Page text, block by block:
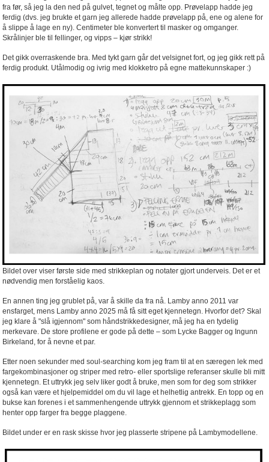
fra før, så jeg la den ned på gulvet, tegnet og målte opp. Prøvelapp hadde jeg
ferdig (dvs. jeg brukte et garn jeg allerede hadde prøvelapp på, ene og alene for
å slippe å lage en ny). Centimeter ble konvertert til masker og omganger.
Skrålinjer ble til fellinger, og vipps – kjør strikk!
Det gikk overraskende bra. Med tykt garn går det velsignet fort, og jeg gikk rett på
ferdig produkt. Utålmodig og ivrig med klokketro på egne mattekunnskaper :)
Bildet over viser første side med strikkeplan og notater gjort underveis. Det er et
nødvendig men forståelig kaos.
En annen ting jeg grublet på, var å skille da fra nå. Lamby anno 2011 var
ensfarget, mens Lamby anno 2025 må få sitt eget kjennetegn. Hvorfor det? Skal
jeg klare å "slå igjennom" som håndstrikkedesigner, må jeg ha en tydelig
merkevare. De store profilene er gode på dette – som Lycke Bagger og Ingunn
Birkeland, for å nevne et par.
Etter noen sekunder med soul-searching kom jeg fram til at en særegen lek med
fargekombinasjoner og striper med retro- eller sportslige referanser skulle bli mitt
kjennetegn. Et uttrykk jeg selv liker godt å bruke, men som for deg som strikker
også kan være et hjelpemiddel om du vil lage et helhetlig antrekk. En topp og en
bukse kan forenes i et sammenhengende uttrykk gjennom et strikkeplagg som
henter opp farger fra begge plaggene.
Bildet under er en rask skisse hvor jeg plasserte stripene på Lambymodellene.